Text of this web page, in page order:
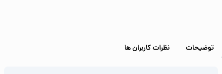
توضیحات نظرات کاربران ها